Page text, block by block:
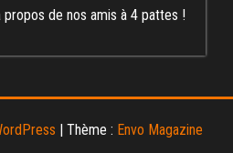
de nos amis à 4 pattes !
Thème : Envo Magazine